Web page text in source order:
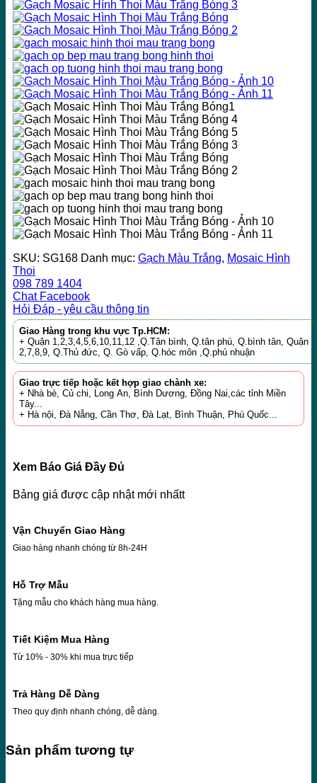
SKU: SG168 Danh mục: Gạch Màu Trắng, Mosaic Hình
Thoi
098 789 1404
Chat Facebook
Hỏi Đáp - yêu cầu thông tin
Giao Hàng trong khu vực Tp.HCM:
+ Quận 1,2,3,4,5,6,10,11,12 ,Q.Tân bình, Q.tân phú, Q.bình tân, Quận
2,7,8,9, Q.Thủ đức, Q. Gò vấp, Q.hóc môn ,Q.phú nhuận
Giao trực tiếp hoặc kết hợp giao chành xe:
+ Nhà bè, Củ chi, Long An, Bình Dương, Đồng Nai,các tỉnh Miền
Tây...
+ Hà nội, Đà Nẳng, Cần Thơ, Đà Lạt, Bình Thuận, Phú Quốc...
Xem Báo Giá Đầy Đủ
Bảng giá được cập nhật mới nhấtt
Vận Chuyển Giao Hàng
Giao hàng nhanh chóng từ 8h-24H
Hỗ Trợ Mẫu
Tặng mẫu cho khách hàng mua hàng.
Tiết Kiệm Mua Hàng
Từ 10% - 30% khi mua trực tiếp
Trả Hàng Dễ Dàng
Theo quy định nhanh chóng, dễ dàng.
Sản phẩm tương tự